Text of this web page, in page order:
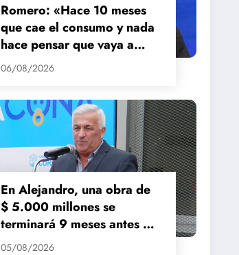
Romero: «Hace 10 meses
que cae el consumo y nada
hace pensar que vaya a
repuntar»
06/08/2026
En Alejandro, una obra de
$ 5.000 millones se
terminará 9 meses antes de
lo previsto
05/08/2026